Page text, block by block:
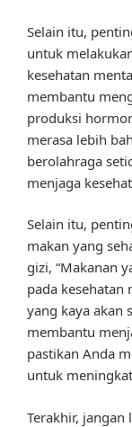
Selain itu,
untuk
kesehatan
membantu
produksi
merasa lebih
berolahraga
menjaga
Selain itu,
makan yang
gizi, “Makanan
pada kesehatan
yang kaya akan
membantu
pastikan Anda
untuk
Terakhir,